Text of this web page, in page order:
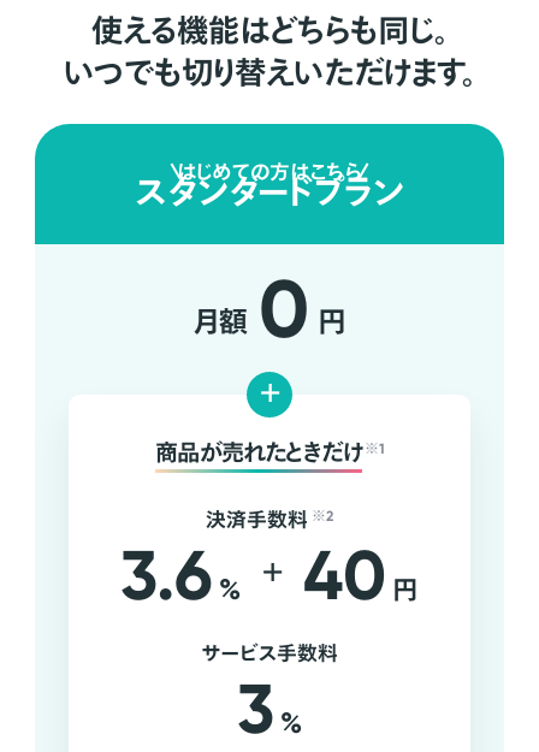
使える機能はどちらも同じ。
いつでも切り替えいただけます。
はじめての方はこちら
スタンダードプラン
月額 0 円
+
商品が売れたときだけ ※1
決済手数料 ※2
3.6 % + 40 円
サービス手数料
3 %